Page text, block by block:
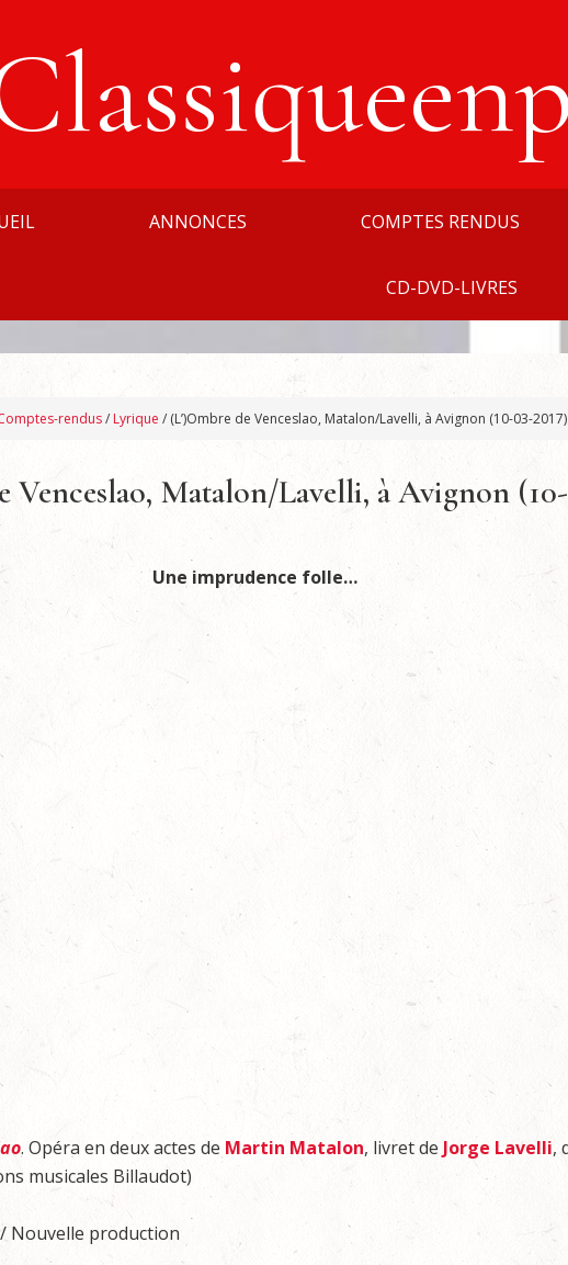
ANNONCES COMPTES RENDUS
CD-DVD-LIVRES
rendus/ Lyrique / (L’)Ombre de Venceslao, Matalon/Lavelli, à Avignon (10-03-2017)
Venceslao, Matalon/Lavelli, à Avignon
Une imprudence folle…
. Opéra en deux actes de Martin Matalon, livret de Jorge Lavelli,
musicales Billaudot)
Nouvelle production